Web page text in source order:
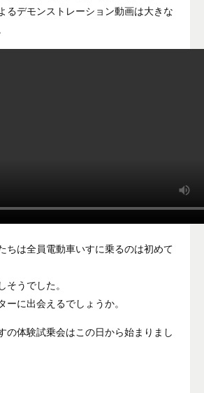
るデモンストレーション動画は大きな
ちは全員電動車いすに乗るのは初めて
そうでした。
ーに出会えるでしょうか。
の体験試乗会はこの日から始まりまし